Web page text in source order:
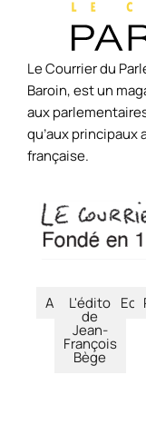
Le Courrier du
Baroin, est un
aux
qu’aux
française.
Accueil
L'édito
de
Jean-
François
Bège